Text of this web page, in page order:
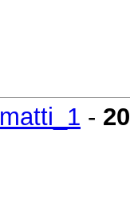
matti_1 -